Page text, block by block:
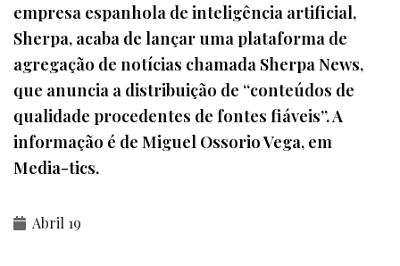
empresa espanhola de inteligência artificial,
Sherpa, acaba de lançar uma plataforma de
agregação de notícias chamada Sherpa News,
que anuncia a distribuição de “conteúdos de
qualidade procedentes de fontes fiáveis”. A
informação é de Miguel Ossorio Vega, em
Media-tics.
Abril 19